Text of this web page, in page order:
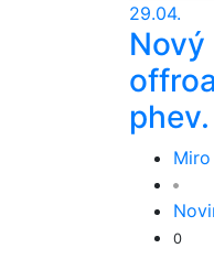
29.04.
Nový
Miro
0